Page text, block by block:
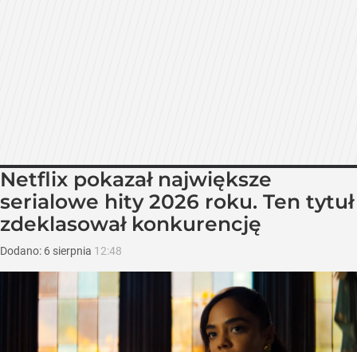
Netflix pokazał największe
serialowe hity 2026 roku. Ten tytuł
zdeklasował konkurencję
Dodano: 6 sierpnia 12:48